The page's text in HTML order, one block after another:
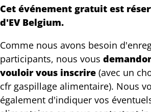
Cet événement gratuit est
d'EV Belgium.
Comme nous avons besoin
participants, nous vous
vouloir vous inscrire (avec un
cfr gaspillage alimentaire). Nous
également d'indiquer vos